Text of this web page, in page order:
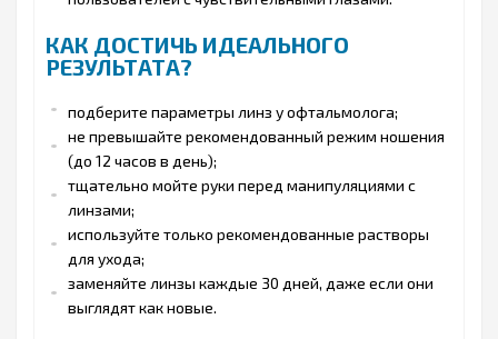
КАК ДОСТИЧЬ ИДЕАЛЬНОГО
РЕЗУЛЬТАТА?
подберите параметры линз у офтальмолога;
не превышайте рекомендованный режим ношения
(до 12 часов в день);
тщательно мойте руки перед манипуляциями с
линзами;
используйте только рекомендованные растворы
для ухода;
заменяйте линзы каждые 30 дней, даже если они
выглядят как новые.